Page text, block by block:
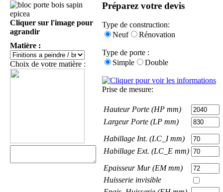
Cliquer sur l'image pour
agrandir
Matière :
Choix de votre matière :
Préparez votre devis
Type de construction:
Neuf
Rénovation
Type de porte :
Simple
Double
Prise de mesure:
Hauteur Porte (HP mm)
Largeur Porte (LP mm)
Habillage Int. (LC_I mm)
Habillage Ext. (LC_E mm)
Epaisseur Mur (EM mm)
Huisserie invisible